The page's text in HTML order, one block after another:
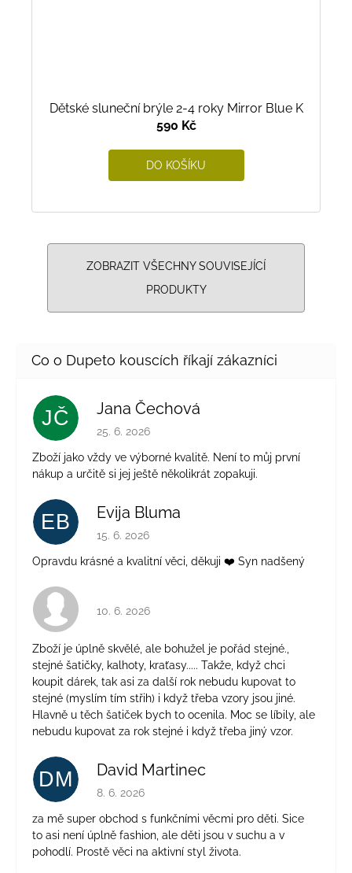
Dětské sluneční brýle 2-4 roky Mirror Blue K
590 Kč
DO KOŠÍKU
ZOBRAZIT VŠECHNY SOUVISEJÍCÍ
PRODUKTY
JČ Jana Čechová
Hodnocení obchodu je 5 z 5 hvězdiček.
25. 6. 2026
Zboží jako vždy ve výborné kvalitě. Není to můj první
nákup a určitě si jej ještě několikrát zopakuji.
EB Evija Bluma
Hodnocení obchodu je 5 z 5 hvězdiček.
15. 6. 2026
Opravdu krásné a kvalitní věci, děkuji ❤️ Syn nadšený
Hodnocení obchodu je 4 z 5 hvězdiček.
10. 6. 2026
Zboží je úplně skvělé, ale bohužel je pořád stejné.,
stejné šatičky, kalhoty, kraťasy..... Takže, když chci
koupit dárek, tak asi za další rok nebudu kupovat to
stejné (myslím tím střih) i když třeba vzory jsou jiné.
Hlavně u těch šatiček bych to ocenila. Moc se líbily, ale
nebudu kupovat za rok stejné i když třeba jiný vzor.
DM David Martinec
Hodnocení obchodu je 5 z 5 hvězdiček.
8. 6. 2026
za mě super obchod s funkčními věcmi pro děti. Sice
to asi není úplně fashion, ale děti jsou v suchu a v
pohodlí. Prostě věci na aktivní styl života.